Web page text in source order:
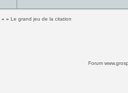
» » Le grand jeu de la citation
Forum